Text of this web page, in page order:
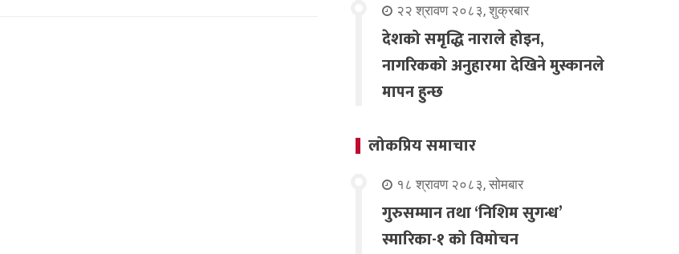
२२ श्रावण २०८३, शुक्रबार
देशको समृद्धि नाराले होइन,
नागरिकको अनुहारमा देखिने मुस्कानले
मापन हुन्छ
लोकप्रिय समाचार
१८ श्रावण २०८३, सोमबार
गुरुसम्मान तथा ‘निशिम सुगन्ध’
स्मारिका-१ को विमोचन